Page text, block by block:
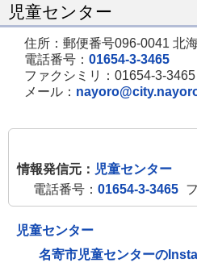
児童センター
住所：郵便番号096-0041 北
電話番号： 01654-3-3465
ファクシミリ：01654-3-3465
メール：
情報発信元： 児童センター
電話番号： 01654-3-3465
児童センター
名寄市児童センターの